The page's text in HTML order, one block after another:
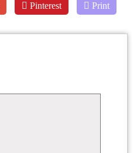
Pinterest Print